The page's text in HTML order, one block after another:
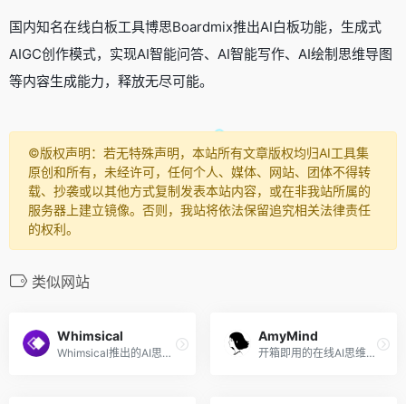
国内知名在线白板工具博思Boardmix推出AI白板功能，生成式
AIGC创作模式，实现AI智能问答、AI智能写作、AI绘制思维导图
等内容生成能力，释放无尽可能。
©️版权声明：若无特殊声明，本站所有文章版权均归AI工具集
原创和所有，未经许可，任何个人、媒体、网站、团体不得转
载、抄袭或以其他方式复制发表本站内容，或在非我站所属的
服务器上建立镜像。否则，我站将依法保留追究相关法律责任
的权利。
类似网站
Whimsical
Whimsical推出的AI思维导图工具
AmyMind
开箱即用的在线AI思维导图工具